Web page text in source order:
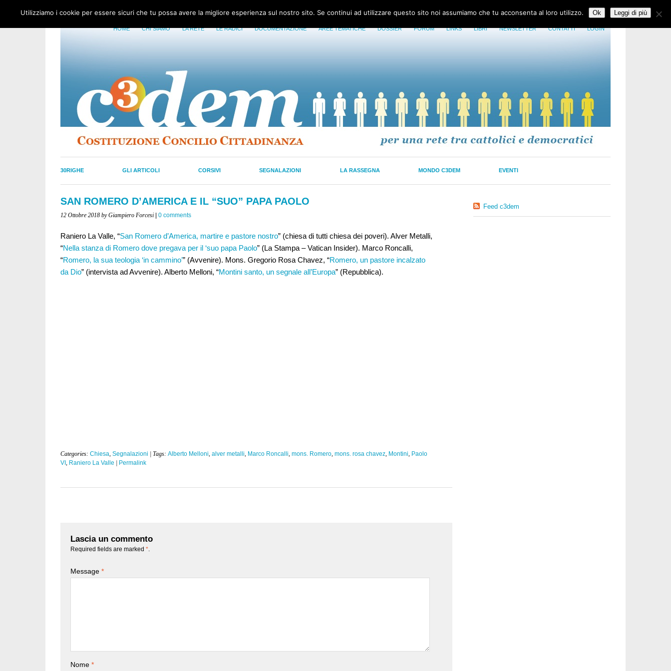
HOME CHI SIAMO LA RETE LE RADICI DOCUMENTAZIONE AREE TEMATICHE DOSSIER FORUM LINKS LIBRI NEWSLETTER CONTATTI LOGIN
30RIGHE GLI ARTICOLI CORSIVI SEGNALAZIONI LA RASSEGNA MONDO C3DEM EVENTI
SAN ROMERO D’AMERICA E IL “SUO” PAPA PAOLO
12 Ottobre 2018 by Giampiero Forcesi 0 comments
Raniero La Valle, “San Romero d’America, martire e pastore nostro” (chiesa di tutti chiesa dei poveri). Alver Metalli,
“Nella stanza di Romero dove pregava per il ‘suo papa Paolo” (La Stampa – Vatican Insider). Marco Roncalli,
“Romero, la sua teologia ‘in cammino’” (Avvenire). Mons. Gregorio Rosa Chavez, “Romero, un pastore incalzato
da Dio” (intervista ad Avvenire). Alberto Melloni, “Montini santo, un segnale all’Europa” (Repubblica).
Categories: Chiesa, Segnalazioni | Tags: Alberto Melloni, alver metalli, Marco Roncalli, mons. Romero, mons. rosa chavez, Montini, Paolo
VI , Raniero La Valle Permalink
Lascia un commento
Required fields are marked *
Message *
Nome *
Feed c3dem
Utilizziamo i cookie per essere sicuri che tu possa avere la migliore esperienza sul nostro sito. Se continui ad utilizzare questo sito noi assumiamo che tu acconsenta al loro utilizzo. Ok Leggi di più